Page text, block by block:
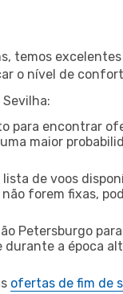
temos
o nível de
para encontrar
maior
de voos
forem fixas,
Petersburgo
a época
ofertas de fim de